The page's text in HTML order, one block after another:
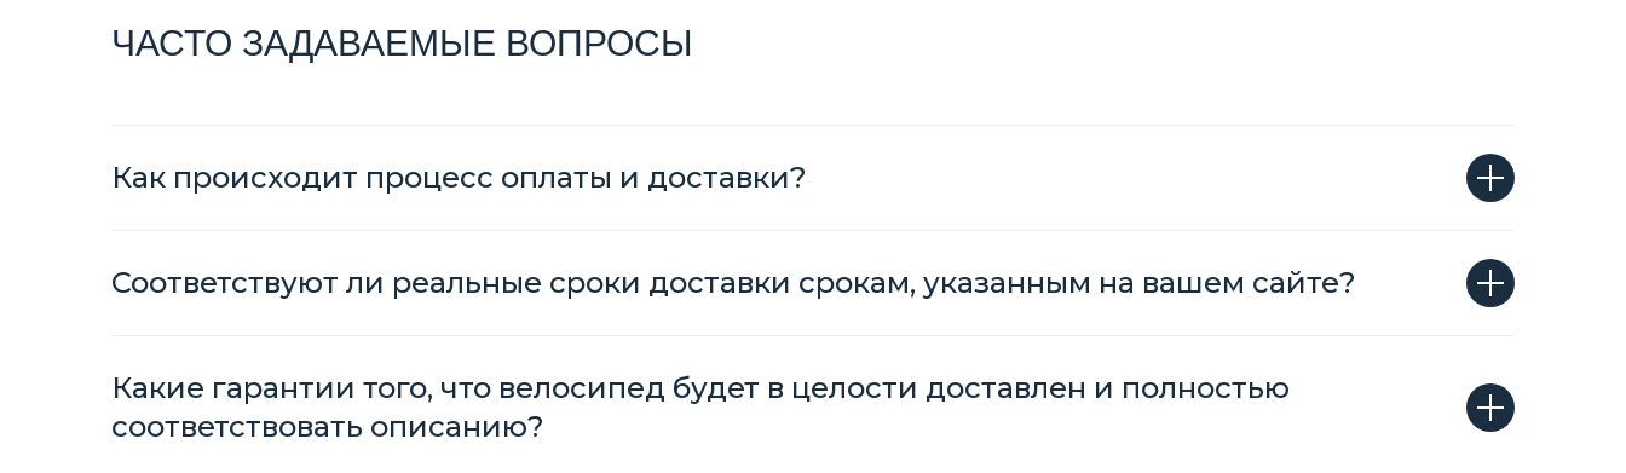
ЧАСТО ЗАДАВАЕМЫЕ ВОПРОСЫ
Как происходит процесс оплаты и доставки?
Соответствуют ли реальные сроки доставки срокам, указанным на вашем сайте?
Какие гарантии того, что велосипед будет в целости доставлен и полностью
соответствовать описанию?